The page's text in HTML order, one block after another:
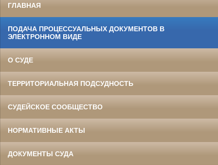
ГЛАВНАЯ
ПОДАЧА ПРОЦЕССУАЛЬНЫХ ДОКУМЕНТОВ В
ЭЛЕКТРОННОМ ВИДЕ
О СУДЕ
ТЕРРИТОРИАЛЬНАЯ ПОДСУДНОСТЬ
СУДЕЙСКОЕ СООБЩЕСТВО
НОРМАТИВНЫЕ АКТЫ
ДОКУМЕНТЫ СУДА